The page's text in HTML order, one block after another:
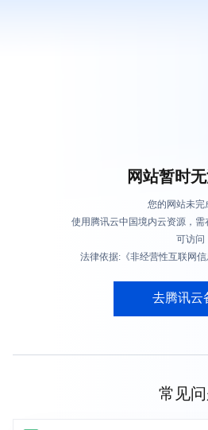
网站暂时
您的网站未完
使用腾讯云中国境内云资源，
可访问
法律依据:《非经营性互联网信
去腾讯云
常见